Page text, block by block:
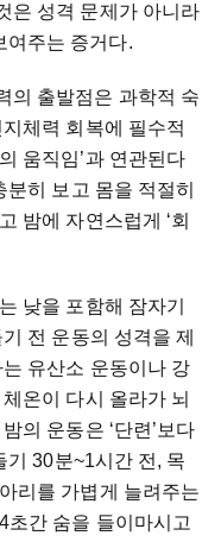
은 성격 문제가 아니라
여주는 증거다.
의 출발점은 과학적 숙
체력 회복에 필수적
움직임’과 연관된다
히 보고 몸을 적절히
밤에 자연스럽게 ‘회
낮을 포함해 잠자기
전 운동의 성격을 제
유산소 운동이나 강
온이 다시 올라가 뇌
의 운동은 ‘단련’보다
기 30분~1시간 전, 목
리를 가볍게 늘려주는
초간 숨을 들이마시고